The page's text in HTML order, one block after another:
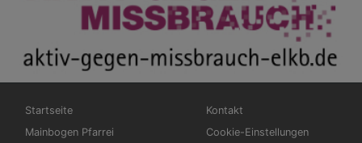
Hauptnavigation
Startseite
Mainbogen Pfarrei
Fußbereichsmenü
Kontakt
Cookie-Einstellungen